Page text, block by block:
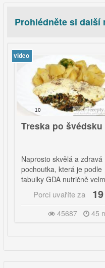
Prohlédněte si další
Treska po švédsku
Naprosto skvělá a zdravá
pochoutka, která je podle
tabulky GDA nutričně velmi
Porci uvaříte za 19 Kč
45687 45 minut